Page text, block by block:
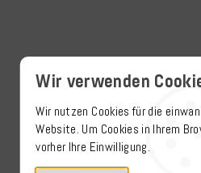
Wir verwenden
Wir nutzen Cookies für die
Website. Um Cookies in Ihrem
vorher Ihre Einwilligung.